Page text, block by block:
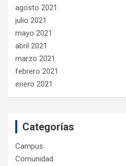
agosto 2021
julio 2021
mayo 2021
abril 2021
marzo 2021
febrero 2021
enero 2021
Categorías
Campus
Comunidad